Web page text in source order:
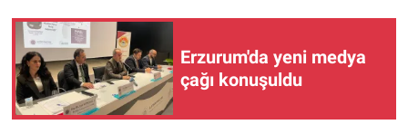
Erzurum'da yeni medya
çağı konuşuldu